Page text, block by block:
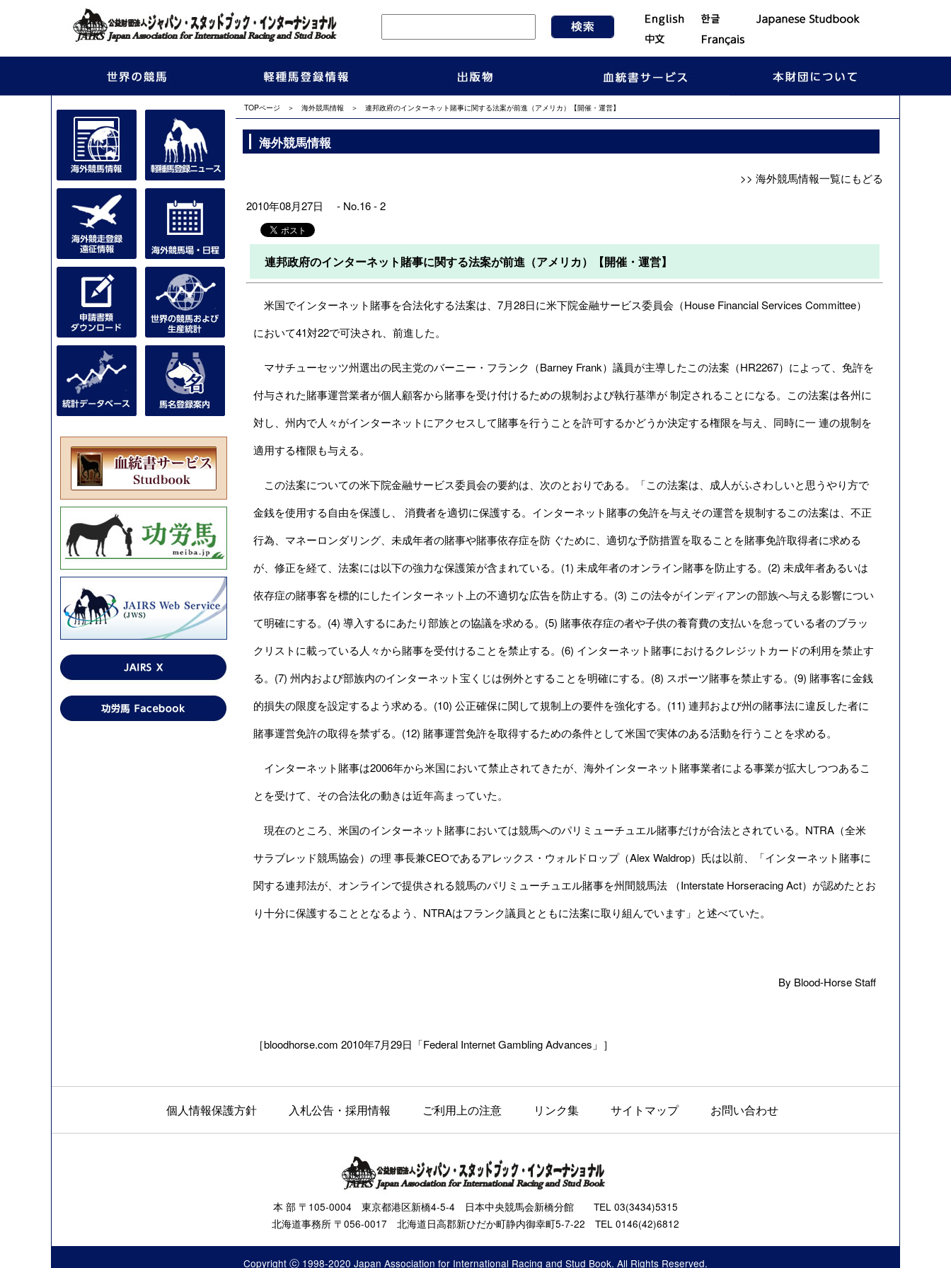
TOPページ ＞ 海外競馬情報 ＞ 連邦政府のインターネット賭事に関する法案が前進（アメリカ）【開催・運営】
海外競馬情報
>> 海外競馬情報一覧にもどる
2010年08月27日 - No.16 - 2
連邦政府のインターネット賭事に関する法案が前進（アメリカ）【開催・運営】
米国でインターネット賭事を合法化する法案は、7月28日に米下院金融サービス委員会（House Financial Services Committee）
において41対22で可決され、前進した。
マサチューセッツ州選出の民主党のバーニー・フランク（Barney Frank）議員が主導したこの法案（HR2267）によって、免許を
付与された賭事運営業者が個人顧客から賭事を受け付けるための規制および執行基準が 制定されることになる。この法案は各州に
対し、州内で人々がインターネットにアクセスして賭事を行うことを許可するかどうか決定する権限を与え、同時に一 連の規制を
適用する権限も与える。
この法案についての米下院金融サービス委員会の要約は、次のとおりである。「この法案は、成人がふさわしいと思うやり方で
金銭を使用する自由を保護し、 消費者を適切に保護する。インターネット賭事の免許を与えその運営を規制するこの法案は、不正
行為、マネーロンダリング、未成年者の賭事や賭事依存症を防 ぐために、適切な予防措置を取ることを賭事免許取得者に求める
が、修正を経て、法案には以下の強力な保護策が含まれている。(1) 未成年者のオンライン賭事を防止する。(2) 未成年者あるいは
依存症の賭事客を標的にしたインターネット上の不適切な広告を防止する。(3) この法令がインディアンの部族へ与える影響につい
て明確にする。(4) 導入するにあたり部族との協議を求める。(5) 賭事依存症の者や子供の養育費の支払いを怠っている者のブラッ
クリストに載っている人々から賭事を受付けることを禁止する。(6) インターネット賭事におけるクレジットカードの利用を禁止す
る。(7) 州内および部族内のインターネット宝くじは例外とすることを明確にする。(8) スポーツ賭事を禁止する。(9) 賭事客に金銭
的損失の限度を設定するよう求める。(10) 公正確保に関して規制上の要件を強化する。(11) 連邦および州の賭事法に違反した者に
賭事運営免許の取得を禁ずる。(12) 賭事運営免許を取得するための条件として米国で実体のある活動を行うことを求める。
インターネット賭事は2006年から米国において禁止されてきたが、海外インターネット賭事業者による事業が拡大しつつあるこ
とを受けて、その合法化の動きは近年高まっていた。
現在のところ、米国のインターネット賭事においては競馬へのパリミューチュエル賭事だけが合法とされている。NTRA（全米
サラブレッド競馬協会）の理 事長兼CEOであるアレックス・ウォルドロップ（Alex Waldrop）氏は以前、「インターネット賭事に
関する連邦法が、オンラインで提供される競馬のパリミューチュエル賭事を州間競馬法 （Interstate Horseracing Act）が認めたとお
り十分に保護することとなるよう、NTRAはフランク議員とともに法案に取り組んでいます」と述べていた。
By Blood-Horse Staff
［bloodhorse.com 2010年7月29日「Federal Internet Gambling Advances」］
個人情報保護方針 入札公告・採用情報 ご利用上の注意 リンク集 サイトマップ お問い合わせ
本 部 〒105-0004 東京都港区新橋4-5-4 日本中央競馬会新橋分館 TEL 03(3434)5315
北海道事務所 〒056-0017 北海道日高郡新ひだか町静内御幸町5-7-22 TEL 0146(42)6812
Copyright ⓒ 1998-2020 Japan Association for International Racing and Stud Book. All Rights Reserved.